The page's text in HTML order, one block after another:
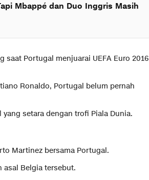
Mbappé dan Duo Inggris Masih
Portugal menjuarai UEFA Euro 2016
Ronaldo, Portugal belum pernah
setara dengan trofi Piala Dunia.
Martinez bersama Portugal.
asal Belgia tersebut.